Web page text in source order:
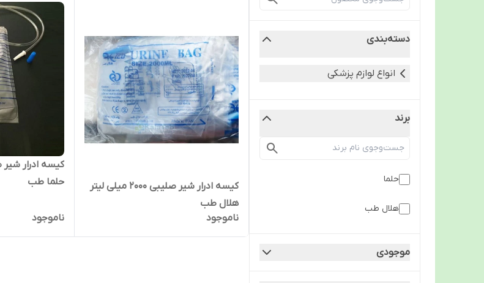
دسته‌بندی
انواع لوازم پزشکی
برند
حلما
هلال طب
موجودی
کیسه ادرار شیر صلیبی 2000 میلی لیتر
هلال طب
ناموجود
حلما طب
ناموجود